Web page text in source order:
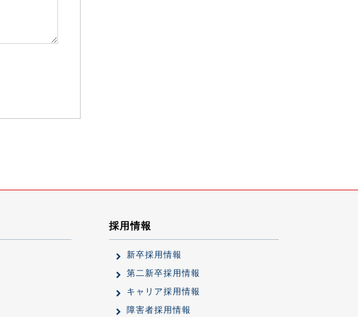
採用情報
新卒採用情報
第二新卒採用情報
キャリア採用情報
障害者採用情報